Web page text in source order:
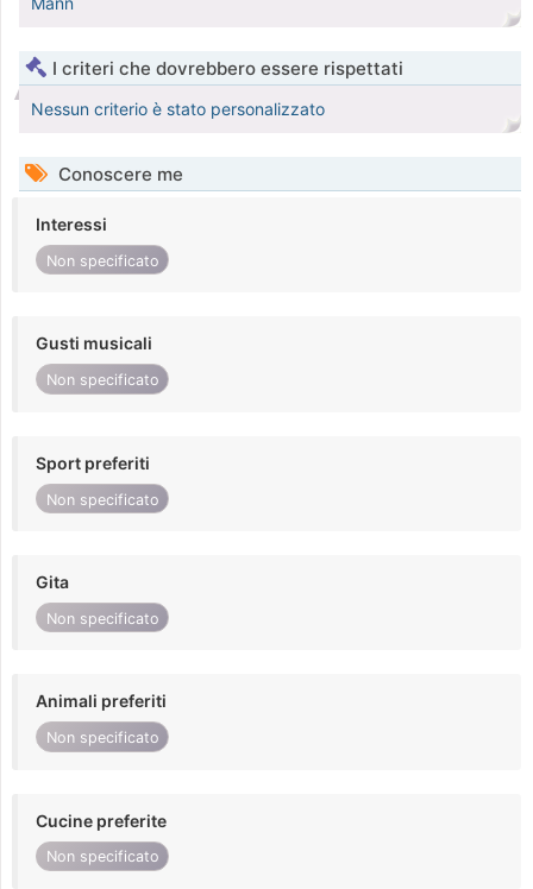
I criteri che dovrebbero essere rispettati
Nessun criterio è stato personalizzato
Conoscere me
Interessi
Non specificato
Gusti musicali
Non specificato
Sport preferiti
Non specificato
Gita
Non specificato
Animali preferiti
Non specificato
Cucine preferite
Non specificato